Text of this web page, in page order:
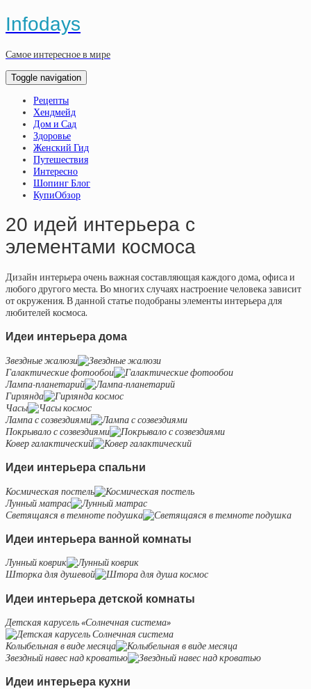
Infodays
Самое интересное в мире
Toggle navigation
Рецепты
Хендмейд
Дом и Сад
Здоровье
Женский Гид
Путешествия
Интересно
Шопинг Блог
КупиОбзор
20 идей интерьера с
элементами космоса
Дизайн интерьера очень важная составляющая каждого дома, офиса и
любого другого места. Во многих случаях настроение человека зависит
от окружения. В данной статье подобраны элементы интерьера для
любителей космоса.
Идеи интерьера дома
Звездные жалюзи
Галактические фотообои
Лампа-планетарий
Гирлянда
Часы
Лампа с созвездиями
Покрывало с созвездиями
Ковер галактический
Идеи интерьера спальни
Космическая постель
Лунный матрас
Светящаяся в темноте подушка
Идеи интерьера ванной комнаты
Лунный коврик
Шторка для душевой
Идеи интерьера детской комнаты
Детская карусель «Солнечная система»
Колыбельная в виде месяца
Звездный навес над кроватью
Идеи интерьера кухни